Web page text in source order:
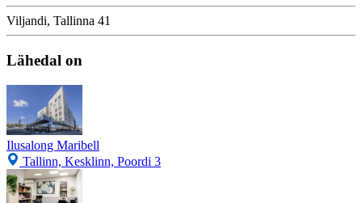
Viljandi, Tallinna 41
Lähedal on
Ilusalong Maribell
Tallinn, Kesklinn, Poordi 3